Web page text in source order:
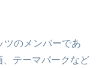
ツのメンバーであ
テーマパークなど